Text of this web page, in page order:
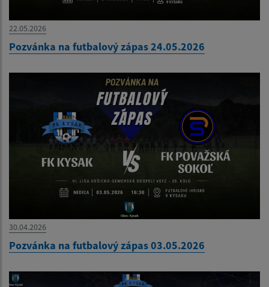
22.05.2026
Pozvánka na futbalový zápas 24.05.2026
30.04.2026
Pozvánka na futbalový zápas 03.05.2026